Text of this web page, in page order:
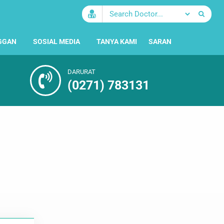
SOSIAL MEDIA TANYA KAMI SARAN
DARURAT
(0271) 783131